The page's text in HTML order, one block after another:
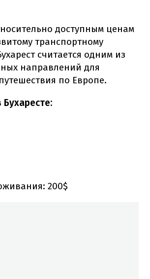
доступным ценам
транспортному
считается одним из
направлений для
по Европе.
200$